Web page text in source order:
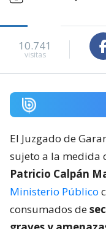
10.741
visitas
El Juzgado de
sujeto a la medida
Patricio Calpán
Ministerio Público
consumados de